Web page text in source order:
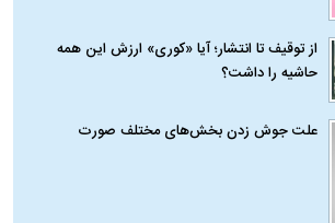
از توقیف تا انتشار؛ آیا «کوری» ارزش این همه
حاشیه را داشت؟
علت جوش زدن بخش‌های مختلف صورت